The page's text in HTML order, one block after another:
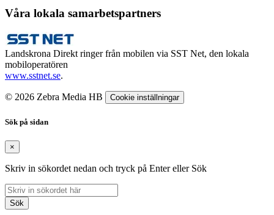
Våra lokala samarbetspartners
Landskrona Direkt ringer från mobilen via SST Net, den lokala
mobiloperatören
www.sstnet.se.
© 2026 Zebra Media HB Cookie inställningar
Sök på sidan
×
Skriv in sökordet nedan och tryck på Enter eller Sök
Sök